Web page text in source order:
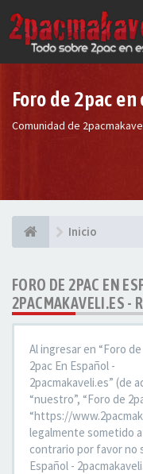
Foro de 2pac
Comunidad de
Inicio
FORO DE 2PAC EN
2PACMAKAVELI.ES -
Al ingresar en “Foro de
2pac En Español -
2pacmakaveli.es” (de
“nuestro”, “Foro de
“https://
legalmente sometido
contrario por favor no
Español -